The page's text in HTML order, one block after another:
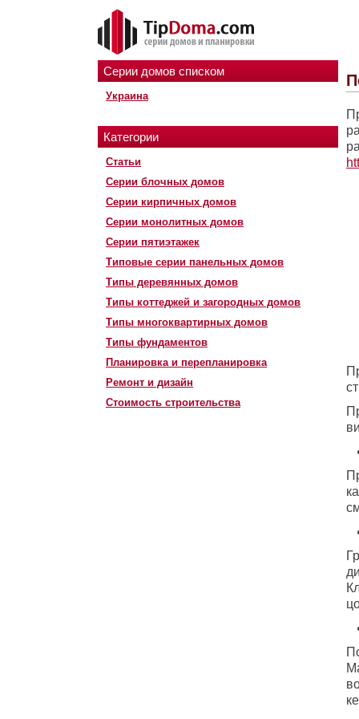
Серии домов списком
Украина
Категории
Статьи
Серии блочных домов
Серии кирпичных домов
Серии монолитных домов
Серии пятиэтажек
Типовые серии панельных домов
Типы деревянных домов
Типы коттеджей и загородных домов
Типы многоквартирных домов
Типы фундаментов
Планировка и перепланировка
Ремонт и дизайн
Стоимость строительства